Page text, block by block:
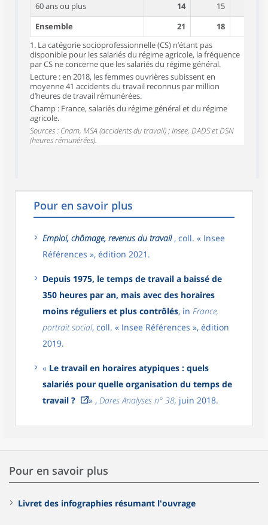
60 ans ou plus
14 15
Ensemble
21 18
1. La catégorie socioprofessionnelle (CS) n’étant pas
disponible pour les salariés du régime agricole, la fréquence
par CS ne concerne que les salariés du régime général.
Lecture : en 2018, les femmes ouvrières subissent en
moyenne 41 accidents du travail reconnus par million
d’heures de travail rémunérées.
Champ : France, salariés du régime général et du régime
agricole.
Sources : Cnam, MSA (accidents du travail) ; Insee, DADS et DSN
(heures rémunérées).
Pour en savoir plus
Emploi, chômage, revenus du travail , coll. « Insee
Références », édition 2021.
Depuis 1975, le temps de travail a baissé de
350 heures par an, mais avec des horaires
moins réguliers et plus contrôlés, in France,
portrait social, coll. « Insee Références », édition
2019.
« Le travail en horaires atypiques : quels
salariés pour quelle organisation du temps de
travail ?
» , Dares Analyses n° 38, juin 2018.
Pour en savoir plus
Livret des infographies résumant l'ouvrage